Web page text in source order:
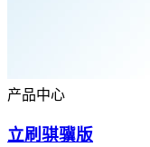
产品中心
立刷骐骥版